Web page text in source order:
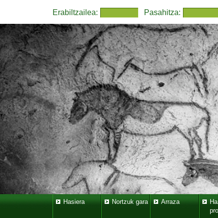
Erabiltzailea: Pasahitza:
Hasiera Nortzuk gara Arraza